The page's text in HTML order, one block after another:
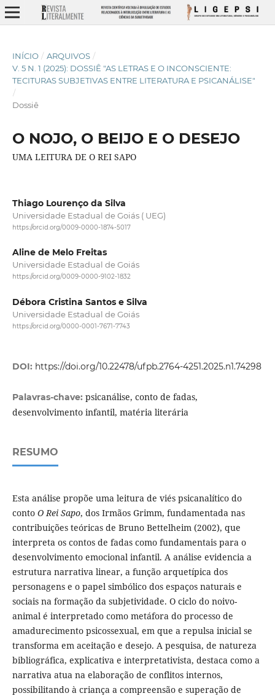
INÍCIO / ARQUIVOS /
V. 5 N. 1 (2025): DOSSIÊ "AS LETRAS E O INCONSCIENTE:
TECITURAS SUBJETIVAS ENTRE LITERATURA E PSICANÁLISE"
/
Dossiê
O NOJO, O BEIJO E O DESEJO
UMA LEITURA DE O REI SAPO
Thiago Lourenço da Silva
Universidade Estadual de Goiás ( UEG)
https://orcid.org/0009-0000-1874-5017
Aline de Melo Freitas
Universidade Estadual de Goiás
https://orcid.org/0009-0000-9102-1832
Débora Cristina Santos e Silva
Universidade Estadual de Goiás
https://orcid.org/0000-0001-7671-7743
DOI: https://doi.org/10.22478/ufpb.2764-4251.2025.n1.74298
Palavras-chave: psicanálise, conto de fadas,
desenvolvimento infantil, matéria literária
RESUMO
Esta análise propõe uma leitura de viés psicanalítico do
conto O Rei Sapo, dos Irmãos Grimm, fundamentada nas
contribuições teóricas de Bruno Bettelheim (2002), que
interpreta os contos de fadas como fundamentais para o
desenvolvimento emocional infantil. A análise evidencia a
estrutura narrativa linear, a função arquetípica dos
personagens e o papel simbólico dos espaços naturais e
sociais na formação da subjetividade. O ciclo do noivo-
animal é interpretado como metáfora do processo de
amadurecimento psicossexual, em que a repulsa inicial se
transforma em aceitação e desejo. A pesquisa, de natureza
bibliográfica, explicativa e interpretativista, destaca como a
narrativa atua na elaboração de conflitos internos,
possibilitando à criança a compreensão e superação de